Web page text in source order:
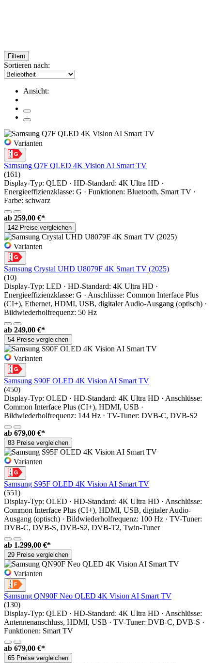
Filtern
Sortieren nach:
Ansicht:
Varianten
Samsung Q7F QLED 4K Vision AI Smart TV
(161)
Display-Typ: QLED · HD-Standard: 4K Ultra HD ·
Energieeffizienzklasse: G · Funktionen: Bluetooth, Smart TV ·
Farbe: schwarz
ab 259,00 €*
142 Preise vergleichen
Varianten
Samsung Crystal UHD U8079F 4K Smart TV (2025)
(10)
Display-Typ: LED · HD-Standard: 4K Ultra HD ·
Energieeffizienzklasse: G · Anschlüsse: Common Interface Plus
(CI+), Ethernet, HDMI, USB, digitaler Audio-Ausgang (optisch) ·
Bildwiederholfrequenz: 50 Hz
ab 249,00 €*
54 Preise vergleichen
Varianten
Samsung S90F OLED 4K Vision AI Smart TV
(450)
Display-Typ: OLED · HD-Standard: 4K Ultra HD · Anschlüsse:
Common Interface Plus (CI+), HDMI, USB ·
Bildwiederholfrequenz: 144 Hz · TV-Tuner: DVB-C, DVB-S2
ab 679,00 €*
83 Preise vergleichen
Varianten
Samsung S95F OLED 4K Vision AI Smart TV
(551)
Display-Typ: OLED · HD-Standard: 4K Ultra HD · Anschlüsse:
Common Interface Plus (CI+), HDMI, USB, digitaler Audio-
Ausgang (optisch) · Bildwiederholfrequenz: 100 Hz · TV-Tuner:
DVB-C, DVB-S, DVB-S2, DVB-T2, Twin-Tuner
ab 1.299,00 €*
29 Preise vergleichen
Varianten
Samsung QN90F Neo QLED 4K Vision AI Smart TV
(130)
Display-Typ: QLED · HD-Standard: 4K Ultra HD · Anschlüsse:
Antennenanschluss, HDMI, USB · TV-Tuner: DVB-C, DVB-S ·
Funktionen: Smart TV
ab 679,00 €*
65 Preise vergleichen